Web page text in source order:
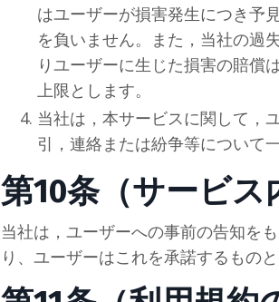
はユーザーが損害発生につき予
を負いません。また，当社の過
りユーザーに生じた損害の賠償
上限とします。
当社は，本サービスに関して，
引，連絡または紛争等について
第10条（サービス
当社は，ユーザーへの事前の告知を
り、ユーザーはこれを承諾するものと